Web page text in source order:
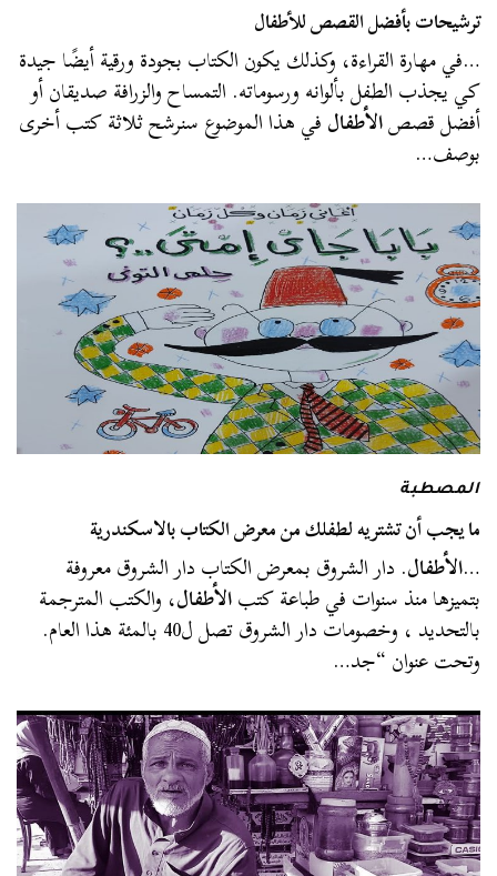
ترشيحات بأفضل القصص للأطفال
…في مهارة القراءة، وكذلك يكون الكتاب بجودة ورقية أيضًا جيدة
كي يجذب الطفل بألوانه ورسوماته. التمساح والزرافة صديقان أو
أفضل قصصالأطفالفي هذا الموضوع سنرشح ثلاثة كتب أخرى
بوصف…
المصطبة
ما يجب أن تشتريه لطفلك من معرض الكتاب بالاسكندرية
…الأطفال. دار الشروق بمعرض الكتاب دار الشروق معروفة
بتميزها منذ سنوات في طباعة كتبالأطفال، والكتب المترجمة
بالتحديد ، وخصومات دار الشروق تصل ل40 بالمئة هذا العام.
وتحت عنوان “جد…